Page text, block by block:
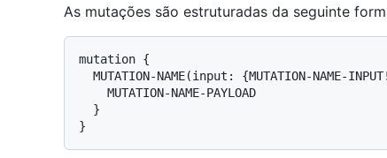
As mutações são estruturadas da seguinte
mutation {
MUTATION-NAME(input: {MUTATION-NAME-
    MUTATION-NAME-PAYLOAD
  }
}